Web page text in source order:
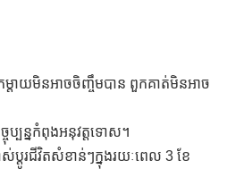
តាយមិនអាចចិញ្ចឹមបាន ពួកគាត់មិនអាច
ប្បន្នកំពុងអនុវត្តទោស។
ប្តូរជីវិតសំខាន់ៗក្នុងរយៈពេល 3 ខែ